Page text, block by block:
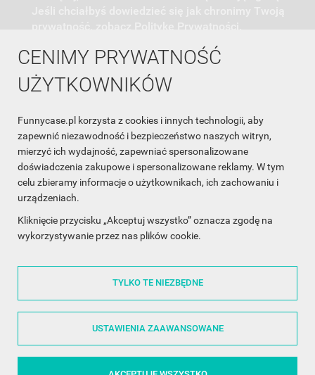
CENIMY PRYWATNOŚĆ
UŻYTKOWNIKÓW
Funnycase.pl korzysta z cookies i innych technologii, aby
zapewnić niezawodność i bezpieczeństwo naszych witryn,
mierzyć ich wydajność, zapewniać spersonalizowane
doświadczenia zakupowe i spersonalizowane reklamy. W tym
celu zbieramy informacje o użytkownikach, ich zachowaniu i
urządzeniach.
Kliknięcie przycisku „Akceptuj wszystko” oznacza zgodę na
wykorzystywanie przez nas plików cookie.
TYLKO TE NIEZBĘDNE
USTAWIENIA ZAAWANSOWANE
INFORMACJA O SKLEPIE
INFORMACJE
OBSŁUGA KLIENTA
WSPÓŁPRACA
ŚLEDŹ NAS NA FACEBOOKU
Made with❤in Poland